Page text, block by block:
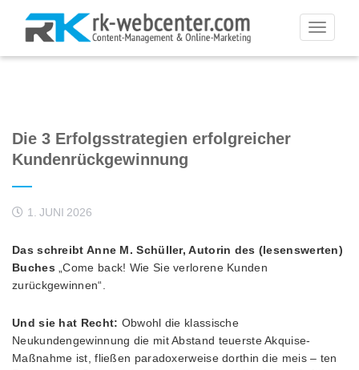
Toggle
Die 3 Erfolgsstrategien erfolgreicher
Kundenrückgewinnung
1. JUNI 2026
Das schreibt Anne M. Schüller, Autorin des (lesenswerten)
Buches
„Come back! Wie Sie verlorene Kunden
zurückgewinnen“.
Und sie hat Recht: Obwohl die klassische
Neukundengewinnung die mit Abstand teuerste Akquise-
Maßnahme ist, fließen paradoxerweise dorthin die meis – ten